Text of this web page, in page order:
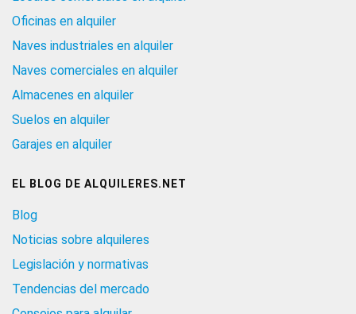
Oficinas en alquiler
Naves industriales en alquiler
Naves comerciales en alquiler
Almacenes en alquiler
Suelos en alquiler
Garajes en alquiler
EL BLOG DE ALQUILERES.NET
Blog
Noticias sobre alquileres
Legislación y normativas
Tendencias del mercado